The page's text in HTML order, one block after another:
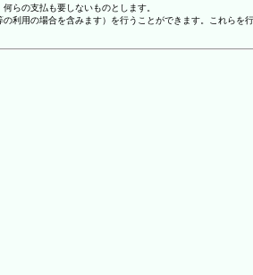
らの支払も要しないものとします。
用の場合を含みます）を行うことができます。これらを